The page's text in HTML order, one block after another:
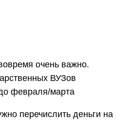
очень важно.
ВУЗов
февраля/марта
перечислить деньги на